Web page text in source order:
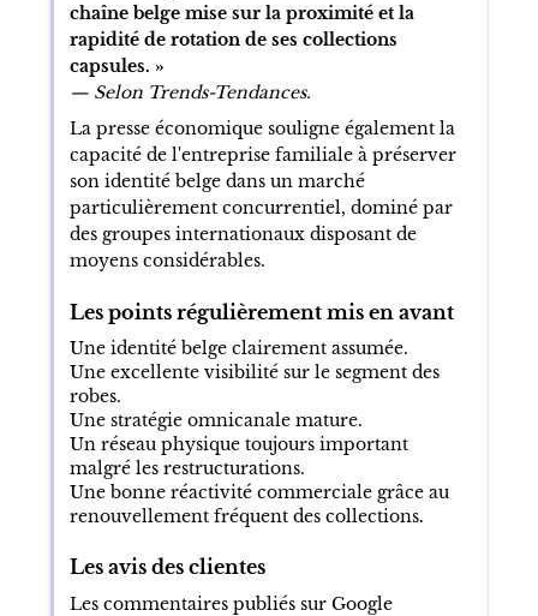
chaîne belge mise sur la proximité et la
rapidité de rotation de ses collections
capsules. »
— Selon Trends-Tendances.
La presse économique souligne également la
capacité de l'entreprise familiale à préserver
son identité belge dans un marché
particulièrement concurrentiel, dominé par
des groupes internationaux disposant de
moyens considérables.
Les points régulièrement mis en avant
Une identité belge clairement assumée.
Une excellente visibilité sur le segment des
robes.
Une stratégie omnicanale mature.
Un réseau physique toujours important
malgré les restructurations.
Une bonne réactivité commerciale grâce au
renouvellement fréquent des collections.
Les avis des clientes
Les commentaires publiés sur Google